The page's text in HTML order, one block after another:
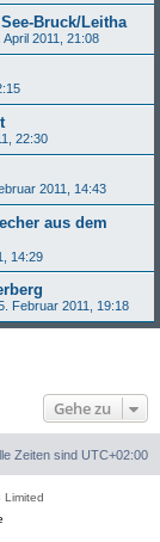
Bruck/Leitha
April 2011, 21:08
22:30
2011, 14:43
aus dem
14:29
Februar 2011, 19:18
Gehe zu
Zeiten sind UTC+02:00
Limited